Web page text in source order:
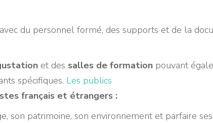
avec du personnel formé, des supports et de la
et des salles de formation pouvant
spécifiques. Les publics
français et étrangers :
son patrimoine, son environnement et parfaire